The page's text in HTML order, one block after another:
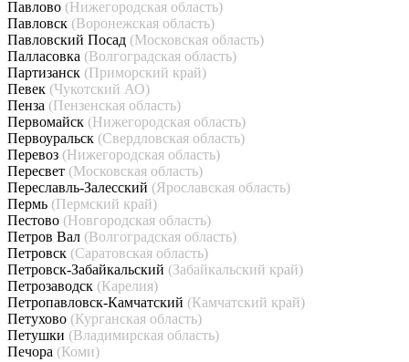
Павлово (Нижегородская область)
Павловск (Воронежская область)
Павловский Посад (Московская область)
Палласовка (Волгоградская область)
Партизанск (Приморский край)
Певек (Чукотский АО)
Пенза (Пензенская область)
Первомайск (Нижегородская область)
Первоуральск (Свердловская область)
Перевоз (Нижегородская область)
Пересвет (Московская область)
Переславль-Залесский (Ярославская область)
Пермь (Пермский край)
Пестово (Новгородская область)
Петров Вал (Волгоградская область)
Петровск (Саратовская область)
Петровск-Забайкальский (Забайкальский край)
Петрозаводск (Карелия)
Петропавловск-Камчатский (Камчатский край)
Петухово (Курганская область)
Петушки (Владимирская область)
Печора (Коми)